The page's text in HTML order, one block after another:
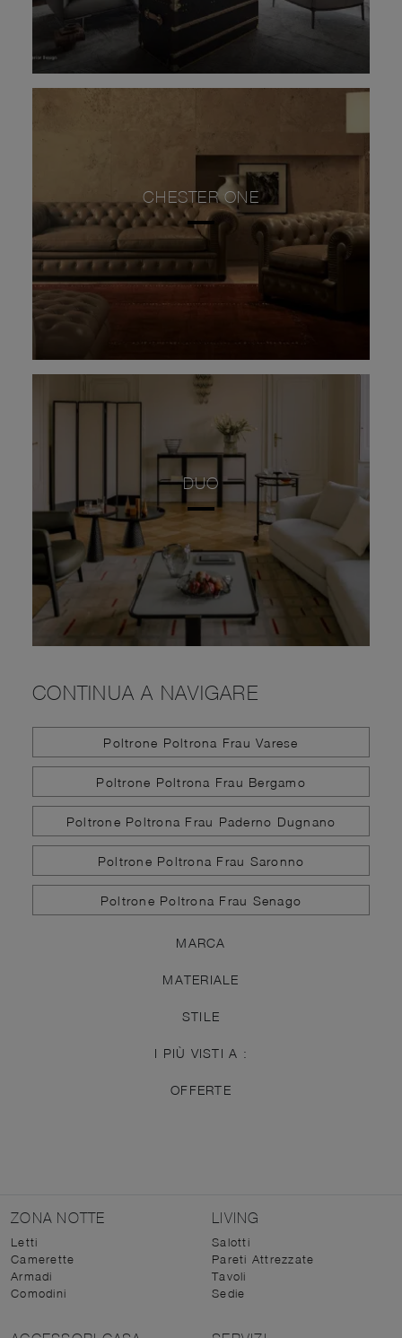
CHESTER ONE
DUO
CONTINUA A NAVIGARE
Poltrone Poltrona Frau Varese
Poltrone Poltrona Frau Bergamo
Poltrone Poltrona Frau Paderno Dugnano
Poltrone Poltrona Frau Saronno
Poltrone Poltrona Frau Senago
MARCA
MATERIALE
STILE
I PIÙ VISTI A :
OFFERTE
ZONA NOTTE
Letti
Camerette
Armadi
Comodini
LIVING
Salotti
Pareti Attrezzate
Tavoli
Sedie